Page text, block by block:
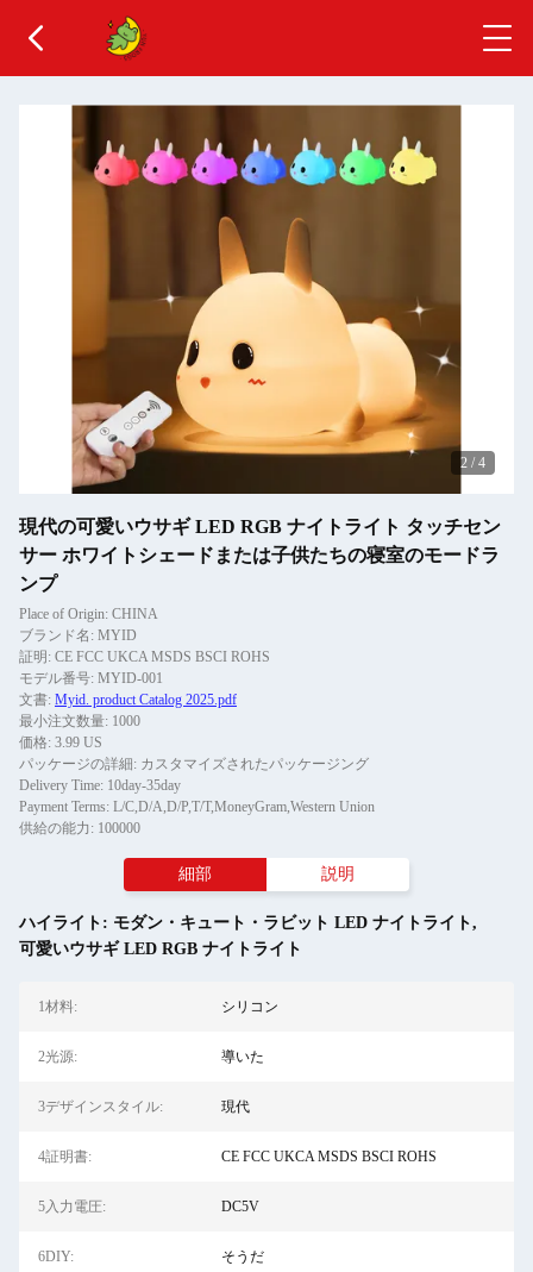
2 / 4
現代の可愛いウサギ LED RGB ナイトライト タッチセン
サー ホワイトシェードまたは子供たちの寝室のモードラ
ンプ
Place of Origin: CHINA
ブランド名: MYID
証明: CE FCC UKCA MSDS BSCI ROHS
モデル番号: MYID-001
文書: Myid. product Catalog 2025.pdf
最小注文数量: 1000
価格: 3.99 US
パッケージの詳細: カスタマイズされたパッケージング
Delivery Time: 10day-35day
Payment Terms: L/C,D/A,D/P,T/T,MoneyGram,Western Union
供給の能力: 100000
細部 説明
ハイライト: モダン・キュート・ラビット LED ナイトライト,
可愛いウサギ LED RGB ナイトライト
1材料: シリコン
2光源: 導いた
3デザインスタイル: 現代
4証明書: CE FCC UKCA MSDS BSCI ROHS
5入力電圧: DC5V
6DIY: そうだ